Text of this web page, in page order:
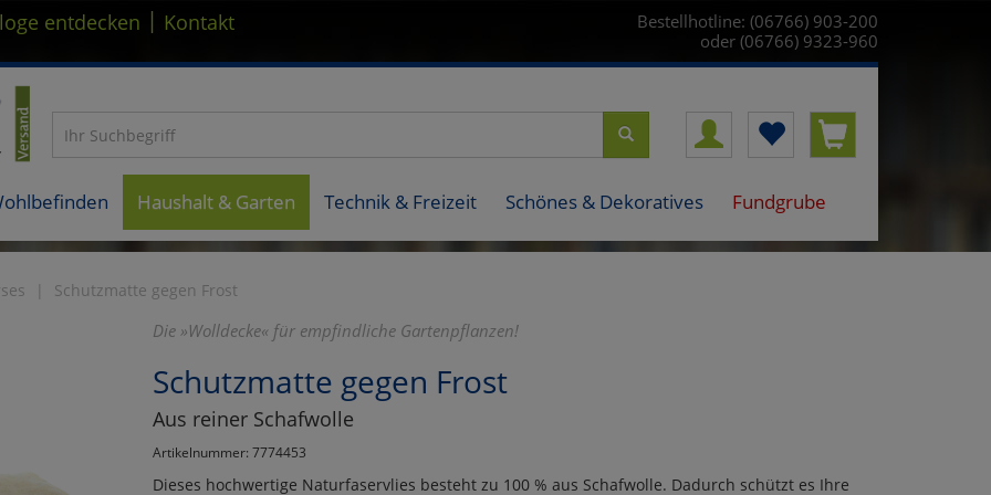
entdecken | Kontakt
Bestellhotline: (06766) 903-200
oder (06766) 9323-960
Haushalt & Garten Technik & Freizeit Schönes & Dekoratives Fundgrube
Schutzmatte gegen Frost
Die »Wolldecke« für empfindliche Gartenpflanzen!
Schutzmatte gegen Frost
Aus reiner Schafwolle
Artikelnummer: 7774453
Dieses hochwertige Naturfaservlies besteht zu 100 % aus Schafwolle. Dadurch schützt es Ihre